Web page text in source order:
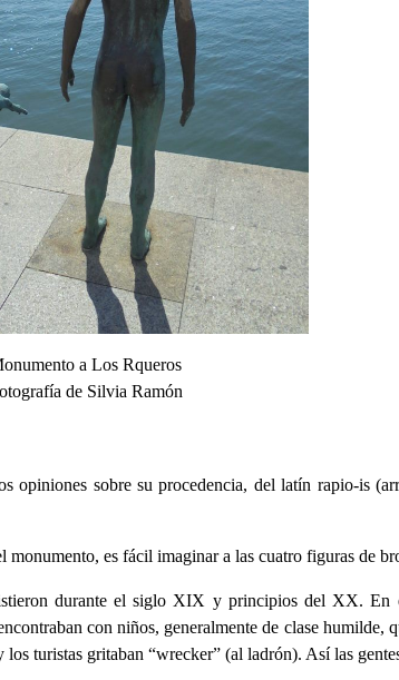
a Los Rqueros
de Silvia Ramón
opiniones sobre su procedencia, del latín rapio-is
monumento, es fácil imaginar a las cuatro figuras de
durante el siglo XIX y principios del XX.
con niños, generalmente de clase
los turistas gritaban “wrecker” (al ladrón). Así las